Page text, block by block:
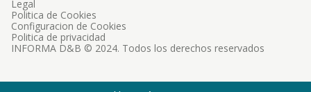
INFORMA D&B © 2024. Todos los derechos reservados
Legal
Politica de Cookies
Configuracion de Cookies
Politica de privacidad